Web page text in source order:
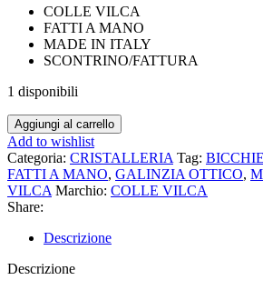
COLLE VILCA
FATTI A MANO
MADE IN ITALY
SCONTRINO/FATTURA
1 disponibili
BICCHIERI
GALINZIA
OTTICO
CRISTALLO
COLLE
VILCA
Aggiungi al carrello
Add to wishlist
Categoria: CRISTALLERIA Tag:
FATTI A MANO, GALINZIA OTTICO,
VILCA Marchio: COLLE VILCA
Share:
Descrizione
Descrizione